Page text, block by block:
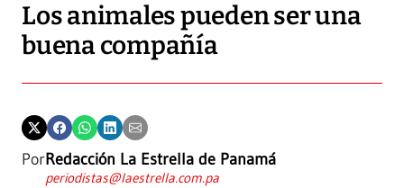
Los animales pueden ser una
buena compañía
PorRedacción La Estrella de Panamá
periodistas@laestrella.com.pa